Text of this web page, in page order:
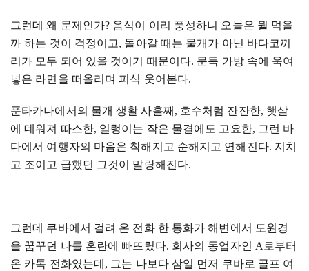
그런데 왜 문제인가? 음식이 이리 풍성하니 오늘은 뭘 먹을
까 하는 것이 걱정이고, 돌아갈 때는 물개가 아닌 바다코끼
리가 모두 되어 있을 것이기 때문이다. 문득 가방 속에 욱여
넣은 라면을 떠올리며 피식 웃어본다.
푼타카나에서의 물개 생활 사흘째 , 호수처럼 잔잔한, 햇살
에 데워져 따스한, 일렁이는 작은 물결에도 고요한, 그런 바
다에서 여행자의 마음은 착해지고 순해지고 연해진다. 지치
고 조이고 급했던 그것이 말랑해진다.
그런데 쿠바에서 걸려 온 전화 한 통화가 해변에서 도원경
을 꿈꾸던 나를 혼란에 빠뜨렸다. 회사의 동업자인 A 로부터
온 카톡 전화였는데 , 그는 나보다 삼일 먼저 쿠바로 골프 여